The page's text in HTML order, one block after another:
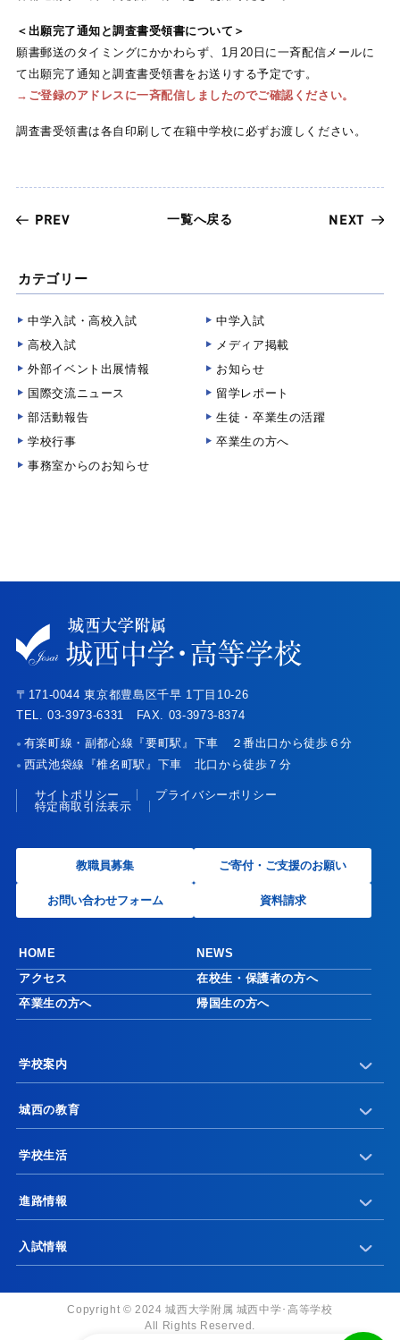
＜出願完了通知と調査書受領書について＞
願書郵送のタイミングにかかわらず、1月20日に一斉配信メールに
て出願完了通知と調査書受領書をお送りする予定です。
→ご登録のアドレスに一斉配信しましたのでご確認ください。
調査書受領書は各自印刷して在籍中学校に必ずお渡しください。
PREV 一覧へ戻る NEXT
カテゴリー
中学入試・高校入試
中学入試
高校入試
メディア掲載
外部イベント出展情報
お知らせ
国際交流ニュース
留学レポート
部活動報告
生徒・卒業生の活躍
学校行事
卒業生の方へ
事務室からのお知らせ
〒171-0044 東京都豊島区千早 1丁目10-26
TEL. 03-3973-6331 FAX. 03-3973-8374
● 有楽町線・副都心線『要町駅』下車 ２番出口から徒歩６分
● 西武池袋線『椎名町駅』下車 北口から徒歩７分
サイトポリシー
プライバシーポリシー
特定商取引法表示
教職員募集 ご寄付・ご支援のお願い
お問い合わせフォーム 資料請求
HOME
NEWS
アクセス
在校生・保護者の方へ
卒業生の方へ
帰国生の方へ
学校案内
城西の教育
学校生活
進路情報
入試情報
Copyright © 2024 城西大学附属 城西中学･高等学校
All Rights Reserved.